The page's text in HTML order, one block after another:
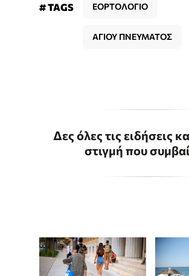
# TAGS ΕΟΡΤΟΛΟΓΙΟ
ΑΓΙΟΥ ΠΝΕΥΜΑΤΟΣ
Δες όλες τις ειδήσεις
στιγμή που